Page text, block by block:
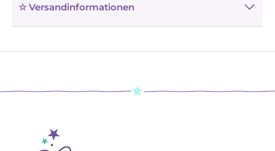
☆ Versandinformationen